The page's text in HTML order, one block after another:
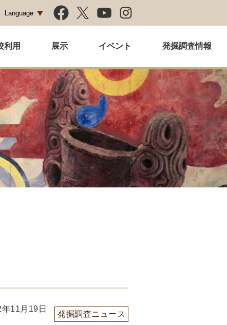
Language
利用 展示 イベント 発掘調査情報
11月19日
発掘調査ニュース